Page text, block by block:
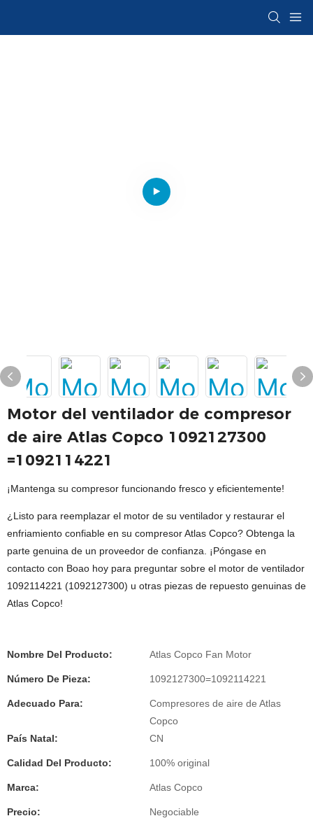
Motor del ventilador de compresor
de aire Atlas Copco 1092127300
=1092114221
¡Mantenga su compresor funcionando fresco y eficientemente!
¿Listo para reemplazar el motor de su ventilador y restaurar el
enfriamiento confiable en su compresor Atlas Copco? Obtenga la
parte genuina de un proveedor de confianza. ¡Póngase en
contacto con Boao hoy para preguntar sobre el motor de ventilador
1092114221 (1092127300) u otras piezas de repuesto genuinas de
Atlas Copco!
Nombre Del Producto: Atlas Copco Fan Motor
Número De Pieza: 1092127300=1092114221
Adecuado Para:
Compresores de aire de Atlas
Copco
País Natal:
CN
Calidad Del Producto: 100% original
Marca: Atlas Copco
Precio: Negociable